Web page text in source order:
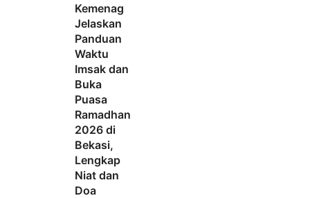
Kemenag
Jelaskan
Panduan
Waktu
Imsak dan
Buka
Puasa
Ramadhan
2026 di
Bekasi,
Lengkap
Niat dan
Doa